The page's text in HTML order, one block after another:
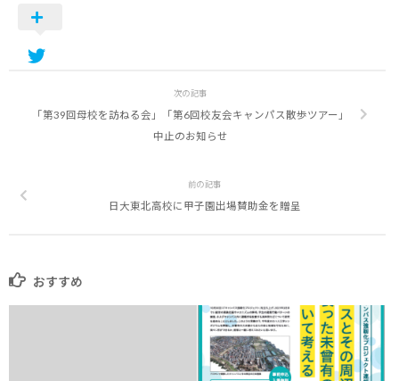
次の記事
「第39回母校を訪ねる会」「第6回校友会キャンパス散歩ツアー」
中止のお知らせ
前の記事
日大東北高校に甲子園出場賛助金を贈呈
おすすめ